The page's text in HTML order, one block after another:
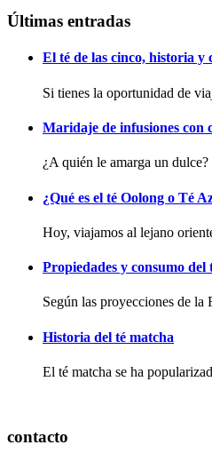
Últimas entradas
El té de las cinco, historia y
Si tienes la oportunidad de
Maridaje de infusiones con
¿A quién le amarga un
¿Qué es el té Oolong o Té
Hoy, viajamos al lejano
Propiedades y consumo del
Según las proyecciones de
Historia del té matcha
El té matcha se ha
contacto